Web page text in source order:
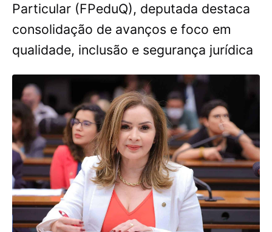
Particular (FPeduQ), deputada destaca
consolidação de avanços e foco em
qualidade, inclusão e segurança jurídica